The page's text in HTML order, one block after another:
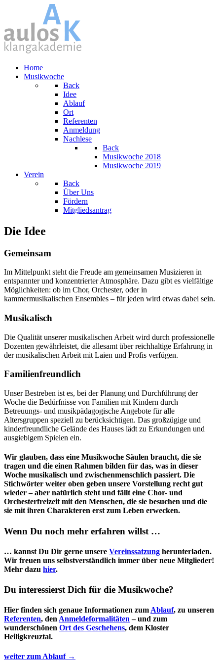
Home
Musikwoche
Back
Idee
Ablauf
Ort
Referenten
Anmeldung
Nachlese
Back
Musikwoche 2018
Musikwoche 2019
Verein
Back
Über Uns
Fördern
Mitgliedsantrag
Die Idee
Gemeinsam
Im Mittelpunkt steht die Freude am gemeinsamen Musizieren in
entspannter und konzentrierter Atmosphäre. Dazu gibt es vielfältige
Möglichkeiten: ob im Chor, Orchester, oder in
kammermusikalischen Ensembles – für jeden wird etwas dabei sein.
Musikalisch
Die Qualität unserer musikalischen Arbeit wird durch professionelle
Dozenten gewährleistet, die allesamt über reichhaltige Erfahrung in
der musikalischen Arbeit mit Laien und Profis verfügen.
Familienfreundlich
Unser Bestreben ist es, bei der Planung und Durchführung der
Woche die Bedürfnisse von Familien mit Kindern durch
Betreuungs- und musikpädagogische Angebote für alle
Altersgruppen speziell zu berücksichtigen. Das großzügige und
kinderfreundliche Gelände des Hauses lädt zu Erkundungen und
ausgiebigem Spielen ein.
Wir glauben, dass eine Musikwoche Säulen braucht, die sie
tragen und die einen Rahmen bilden für das, was in dieser
Woche musikalisch und zwischenmenschlich passiert. Die
Stichwörter weiter oben geben unsere Vorstellung recht gut
wieder – aber natürlich steht und fällt eine Chor- und
Orchesterfreizeit mit den Menschen, die sie besuchen und die
sie mit ihren Charakteren erst zum Leben erwecken.
Wenn Du noch mehr erfahren willst …
… kannst Du Dir gerne unsere Vereinssatzung herunterladen.
Wir freuen uns selbstverständlich immer über neue Mitglieder!
Mehr dazu hier.
Du interessierst Dich für die Musikwoche?
Hier finden sich genaue Informationen zumAblauf, zu unseren
Referenten, denAnmeldeformalitäten– und zum
wunderschönen Ort des Geschehens, dem Kloster
Heiligkreuztal.
weiter zum Ablauf →